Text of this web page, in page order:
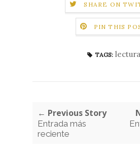
SHARE ON
PIN THIS
TAGS: lectura
← Previous Story
Entrada más
reciente